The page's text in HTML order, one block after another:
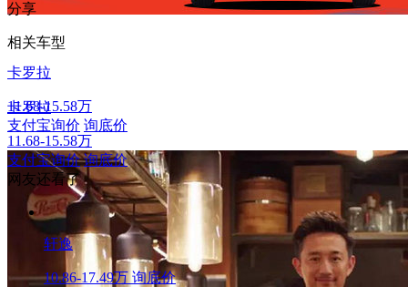
卡罗拉
11.68-15.58万
支付宝询价 询底价
分享
相关车型
卡罗拉
11.68-15.58万
支付宝询价 询底价
网友还看了
轩逸
10.86-17.49万 询底价